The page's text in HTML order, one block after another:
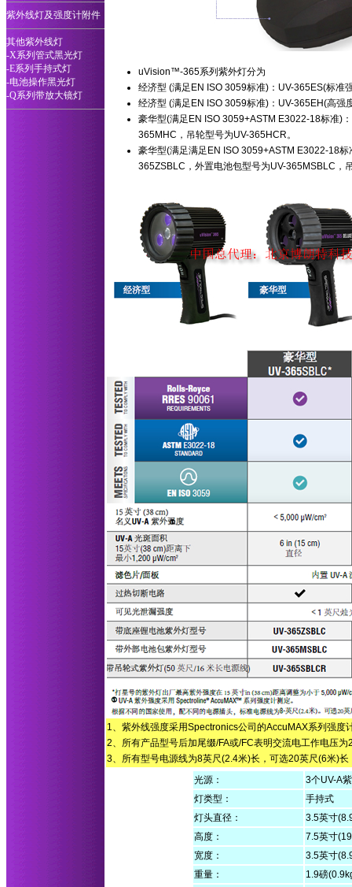
紫外线灯及强度计附件
其他紫外线灯
-X系列管式黑光灯
-E系列手持式灯
-电池操作黑光灯
-Q系列带放大镜灯
uVision™-365系列紫外灯分为
经济型 (满足EN ISO 3059标准)：UV-365ES(标准
经济型 (满足EN ISO 3059标准)：UV-365EH(高
豪华型(满足EN ISO 3059+ASTM E3022-18标准)
365MHC，吊轮型号为UV-365HCR。
豪华型(满足满足EN ISO 3059+ASTM E3022-18
365ZSBLC，外置电池包型号为UV-365MSBLC，
1、紫外线强度采用Spectronics公司的AccuMAX系列强度
2、所有产品型号后加尾缀/FA或/FC表明交流电工作电压为
3、所有型号电源线为8英尺(2.4米)长，可选20英尺(6米)
光源：
3个UV-A
灯类型：
手持式
灯头直径：
3.5英寸
高度：
7.5英寸
宽度：
3.5英寸
重量：
1.9磅